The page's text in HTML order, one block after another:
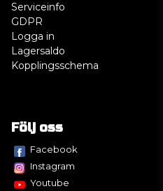
Serviceinfo
GDPR
Logga in
Lagersaldo
Kopplingsschema
Följ oss
Facebook
Instagram
Youtube